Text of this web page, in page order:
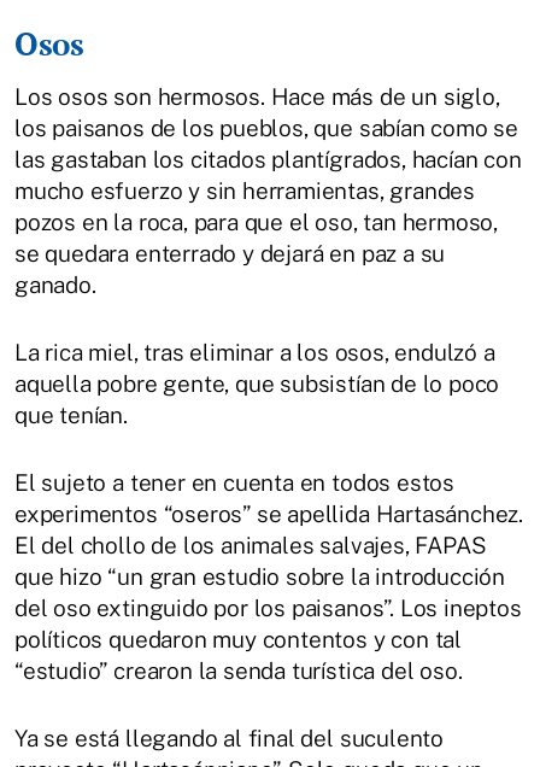
Osos
Los osos son hermosos. Hace más de un siglo,
los paisanos de los pueblos, que sabían como se
las gastaban los citados plantígrados, hacían con
mucho esfuerzo y sin herramientas, grandes
pozos en la roca, para que el oso, tan hermoso,
se quedara enterrado y dejará en paz a su
ganado.
La rica miel, tras eliminar a los osos, endulzó a
aquella pobre gente, que subsistían de lo poco
que tenían.
El sujeto a tener en cuenta en todos estos
experimentos “oseros” se apellida Hartasánchez.
El del chollo de los animales salvajes, FAPAS
que hizo “un gran estudio sobre la introducción
del oso extinguido por los paisanos”. Los ineptos
políticos quedaron muy contentos y con tal
“estudio” crearon la senda turística del oso.
Ya se está llegando al final del suculento